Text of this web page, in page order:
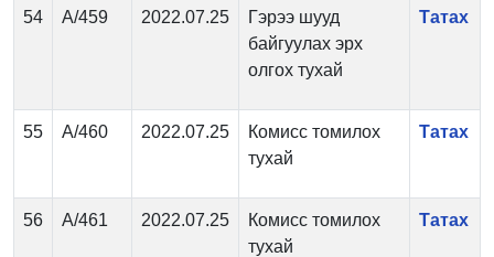
54 А/459 2022.07.25
Гэрээ шууд
байгуулах эрх
олгох тухай
Татах
55 А/460 2022.07.25
Комисс томилох
тухай
Татах
56 А/461 2022.07.25
Комисс томилох
тухай
Татах